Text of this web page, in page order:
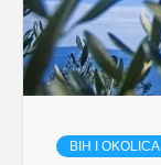
BIH I OKOLICA